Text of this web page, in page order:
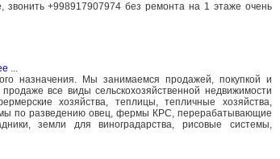
звонить +998917907974 без ремонта на 1 этаже очень
...
назначения. Мы занимаемся продажей, покупкой и
все виды сельскохозяйственной недвижимости
хозяйства, теплицы, тепличные хозяйства,
по разведению овец, фермы КРС, перерабатывающие
земли для виноградарства, рисовые системы,